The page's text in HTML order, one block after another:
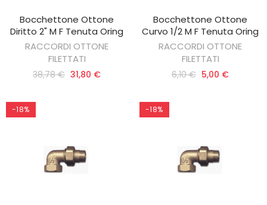
AGGIUNGI AL CARRELLO
Bocchettone Ottone
Diritto 2" M F Tenuta Oring
RACCORDI OTTONE
FILETTATI
38,78 € 31,80 €
AGGIUNGI AL CARRELLO
Bocchettone Ottone
Curvo 1/2 M F Tenuta Oring
RACCORDI OTTONE
FILETTATI
6,10 € 5,00 €
-18% -18%